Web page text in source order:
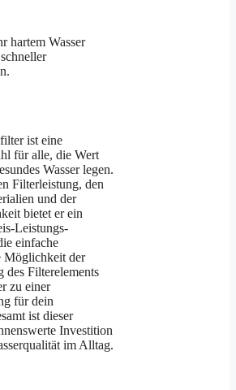
hartem Wasser
ist eine
für alle, die Wert
Wasser legen.
Filterleistung, den
und der
bietet er ein
Leistungs-
einfache
Möglichkeit der
des Filterelements
zu einer
für dein
ist dieser
Investition
im Alltag.